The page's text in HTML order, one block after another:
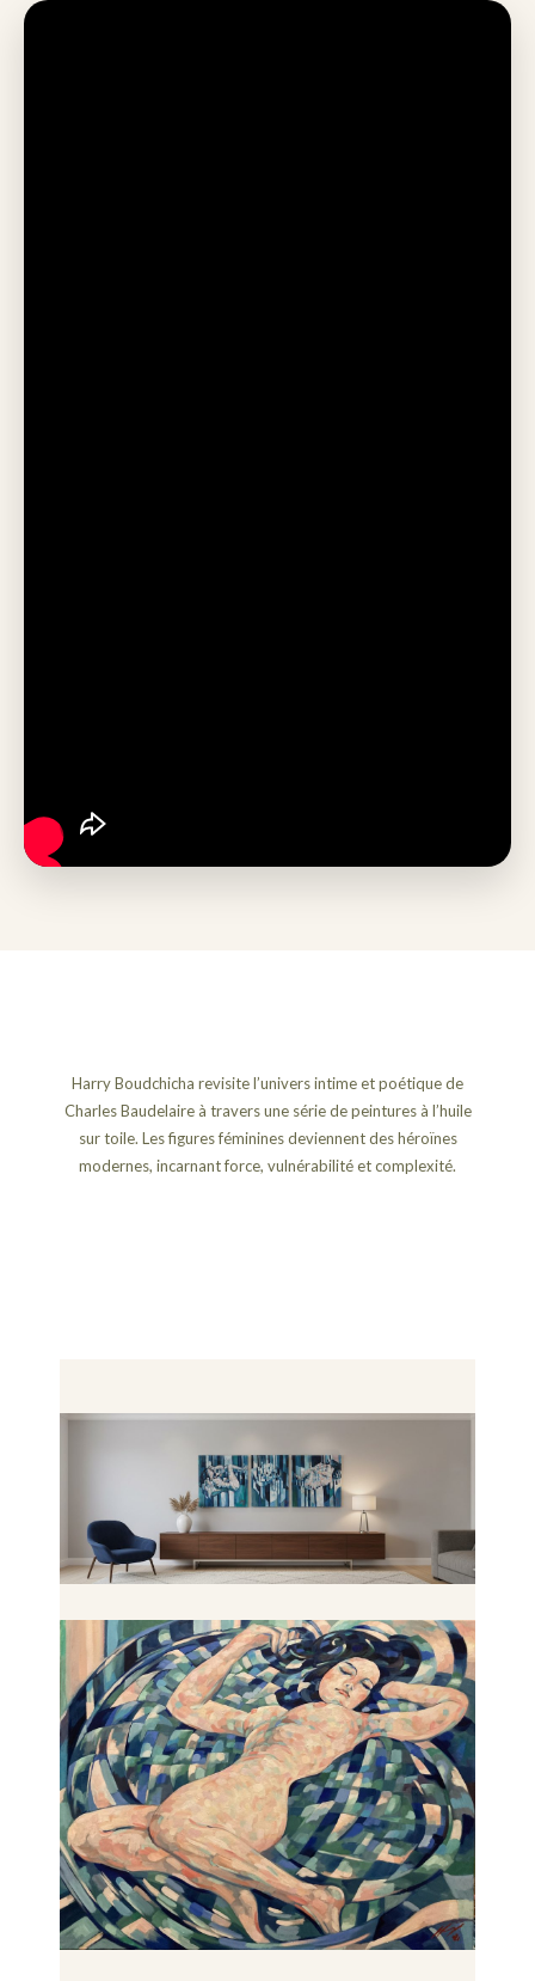
Harry Boudchicha revisite l’univers intime et poétique de
Charles Baudelaire à travers une série de peintures à l’huile
sur toile. Les figures féminines deviennent des héroïnes
modernes, incarnant force, vulnérabilité et complexité.